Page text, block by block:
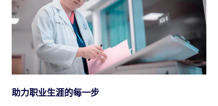
助力职业生涯的每一步